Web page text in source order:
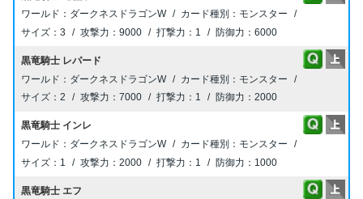
ダークネスドラゴンW
モンスター
3
9000 1 6000
黒竜騎士 レパード
ダークネスドラゴンW
モンスター
2
7000 1 2000
黒竜騎士 インレ
ダークネスドラゴンW
モンスター
1
2000 1 1000
黒竜騎士 エフ